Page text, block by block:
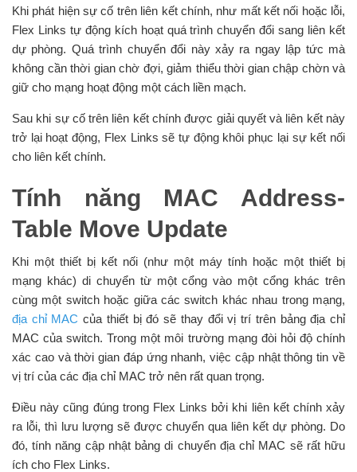
Khi phát hiện sự cố trên liên kết chính, như mất kết nối hoặc lỗi,
Flex Links tự động kích hoạt quá trình chuyển đổi sang liên kết
dự phòng. Quá trình chuyển đổi này xảy ra ngay lập tức mà
không cần thời gian chờ đợi, giảm thiểu thời gian chập chờn và
giữ cho mạng hoạt động một cách liền mạch.
Sau khi sự cố trên liên kết chính được giải quyết và liên kết này
trở lại hoạt động, Flex Links sẽ tự động khôi phục lại sự kết nối
cho liên kết chính.
Tính năng MAC Address-
Table Move Update
Khi một thiết bị kết nối (như một máy tính hoặc một thiết bị
mạng khác) di chuyển từ một cổng vào một cổng khác trên
cùng một switch hoặc giữa các switch khác nhau trong mạng,
địa chỉ MAC của thiết bị đó sẽ thay đổi vị trí trên bảng địa chỉ
MAC của switch. Trong một môi trường mạng đòi hỏi độ chính
xác cao và thời gian đáp ứng nhanh, việc cập nhật thông tin về
vị trí của các địa chỉ MAC trở nên rất quan trọng.
Điều này cũng đúng trong Flex Links bởi khi liên kết chính xảy
ra lỗi, thì lưu lượng sẽ được chuyển qua liên kết dự phòng. Do
đó, tính năng cập nhật bảng di chuyển địa chỉ MAC sẽ rất hữu
ích cho Flex Links.